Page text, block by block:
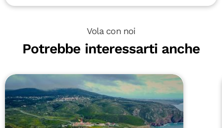
Vola con noi
Potrebbe interessarti anche